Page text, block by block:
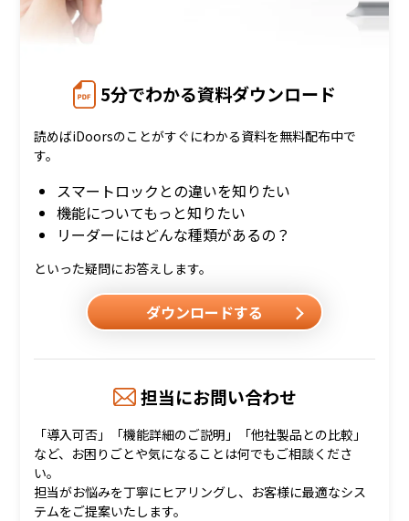
5分でわかる資料ダウンロード
読めばiDoorsのことがすぐにわかる資料を無料配布中で
す。
スマートロックとの違いを知りたい
機能についてもっと知りたい
リーダーにはどんな種類があるの？
といった疑問にお答えします。
ダウンロードする
担当にお問い合わせ
「導入可否」「機能詳細のご説明」「他社製品との比較」
など、お困りごとや気になることは何でもご相談くださ
い。
担当がお悩みを丁寧にヒアリングし、お客様に最適なシス
テムをご提案いたします。